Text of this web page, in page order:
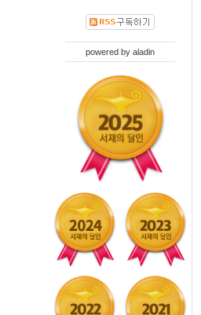
powered by aladin